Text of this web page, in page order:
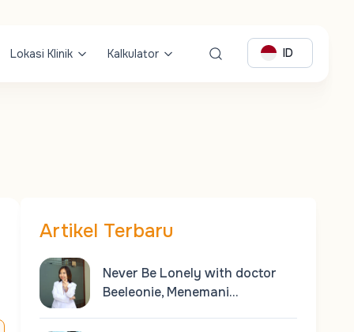
Lokasi Klinik Kalkulator ID
Artikel Terbaru
Never Be Lonely with doctor
Beeleonie, Menemani…